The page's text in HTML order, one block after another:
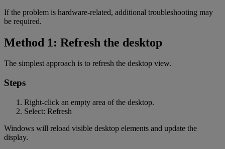
If the problem is hardware-related, additional troubleshooting may
be required.
Method 1: Refresh the desktop
The simplest approach is to refresh the desktop view.
Steps
Right-click an empty area of the desktop.
Select: Refresh
Windows will reload visible desktop elements and update the
display.